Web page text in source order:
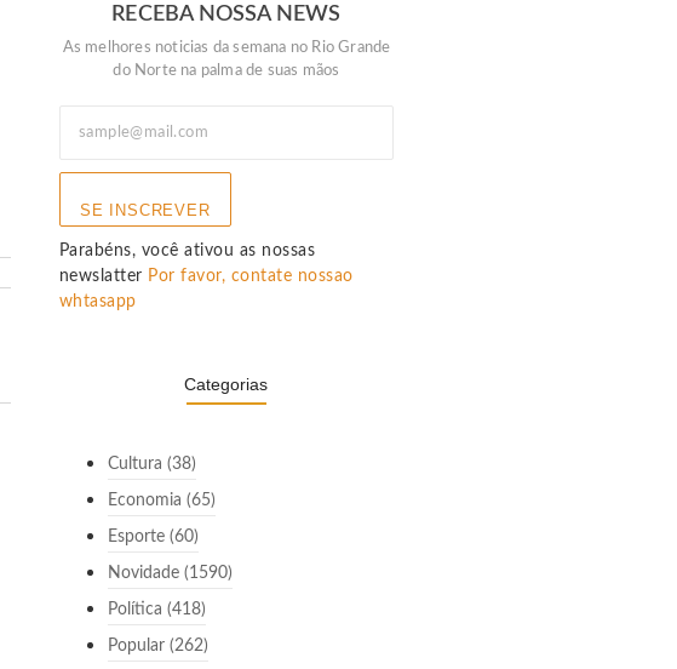
RECEBA NOSSA NEWS
As melhores noticias da semana no Rio Grande
do Norte na palma de suas mãos
SE INSCREVER
Parabéns, você ativou as nossas
newslatter Por favor, contate nossao
whtasapp
Categorias
Cultura (38)
Economia (65)
Esporte(60)
Novidade(1590)
Política (418)
Popular(262)